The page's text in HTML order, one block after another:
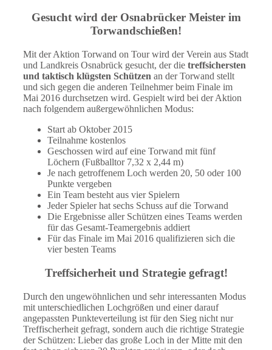
Gesucht wird der Osnabrücker Meister im
Torwandschießen!
Mit der Aktion Torwand on Tour wird der Verein aus Stadt
und Landkreis Osnabrück gesucht, der die treffsichersten
und taktisch klügsten Schützen an der Torwand stellt
und sich gegen die anderen Teilnehmer beim Finale im
Mai 2016 durchsetzen wird. Gespielt wird bei der Aktion
nach folgendem außergewöhnlichen Modus:
Start ab Oktober 2015
Teilnahme kostenlos
Geschossen wird auf eine Torwand mit fünf
Löchern (Fußballtor 7,32 x 2,44 m)
Je nach getroffenem Loch werden 20, 50 oder 100
Punkte vergeben
Ein Team besteht aus vier Spielern
Jeder Spieler hat sechs Schuss auf die Torwand
Die Ergebnisse aller Schützen eines Teams werden
für das Gesamt-Teamergebnis addiert
Für das Finale im Mai 2016 qualifizieren sich die
vier besten Teams
Treffsicherheit und Strategie gefragt!
Durch den ungewöhnlichen und sehr interessanten Modus
mit unterschiedlichen Lochgrößen und einer darauf
angepassten Punkteverteilung ist für den Sieg nicht nur
Treffischerheit gefragt, sondern auch die richtige Strategie
der Schützen: Lieber das große Loch in der Mitte mit den